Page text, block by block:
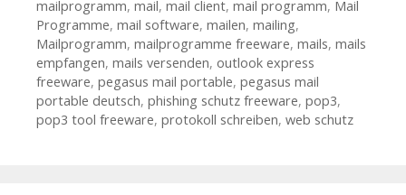
mailprogramm, mail, mail client, mail programm, Mail
Programme, mail software, mailen, mailing,
Mailprogramm, mailprogramme freeware, mails, mails
empfangen, mails versenden, outlook express
freeware, pegasus mail portable, pegasus mail
portable deutsch, phishing schutz freeware, pop3,
pop3 tool freeware, protokoll schreiben, web schutz